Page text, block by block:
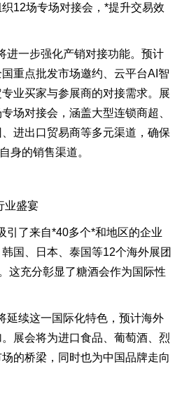
12场专场对接会，*提升交易效
进一步强化产销对接功能。预计
重点批发市场邀约、云平台AI智
业买家与参展商的对接需求。展
场对接会，涵盖大型连锁商超、
进出口贸易商等多元渠道，确保
身的销售渠道。
业盛宴
引了来自*40多个*和地区的企业
国、日本、泰国等12个海外展团
这充分彰显了糖酒会作为国际性
延续这一国际化特色，预计海外
展会将为进口食品、葡萄酒、烈
的桥梁，同时也为中国品牌走向